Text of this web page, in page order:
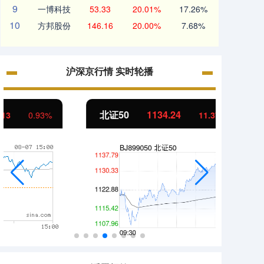
9 一博科技 53.33 20.01% 17.26%
10 方邦股份 146.16 20.00% 7.68%
沪深京行情 实时轮播
北证50 1134.24 11.37 1.01%